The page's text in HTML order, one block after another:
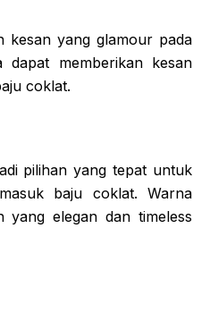
kesan yang glamour pada
dapat memberikan kesan
coklat.
pilihan yang tepat untuk
baju coklat. Warna
yang elegan dan timeless